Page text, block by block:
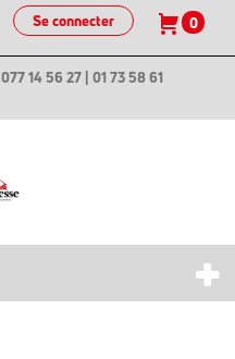
Se connecter 0
| 077 14 56 27 | 01 73 58 61